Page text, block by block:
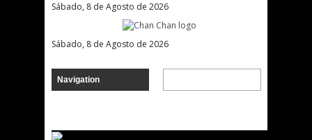
Sábado, 8 de Agosto de 2026
Sábado, 8 de Agosto de 2026